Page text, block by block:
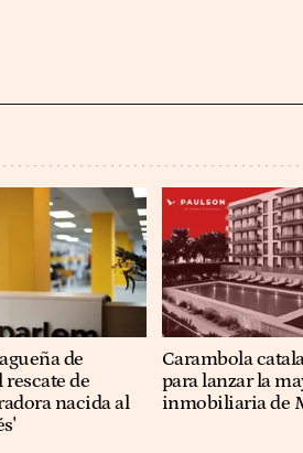
de
rescate de
nacida al
Carambola
para lanzar la
inmobiliaria de